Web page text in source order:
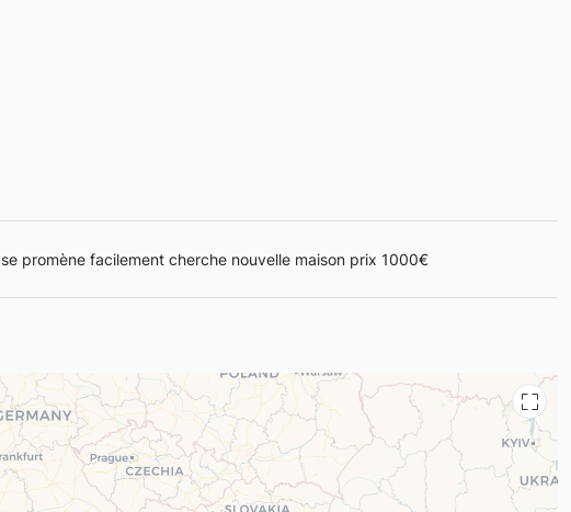
promène facilement cherche nouvelle maison prix 1000€